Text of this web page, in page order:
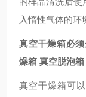
入惰性气体的环
真空干燥箱必
燥箱 真空脱泡箱
真空干燥箱可